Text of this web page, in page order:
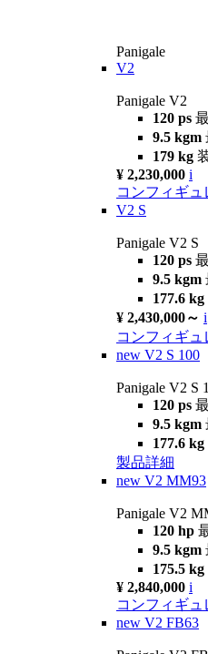
Panigale
V2
Panigale V2
120 ps
9.5 kgm
179 kg
¥ 2,230,000 i
コンフィギュ
V2 S
Panigale V2 S
120 ps
9.5 kgm
177.6 kg
¥ 2,430,000～ i
コンフィギュ
new V2 S 100
Panigale V2 S
120 ps
9.5 kgm
177.6 kg
製品詳細
new V2 MM93
Panigale V2
120 hp
9.5 kgm
175.5 kg
¥ 2,840,000 i
コンフィギュ
new V2 FB63